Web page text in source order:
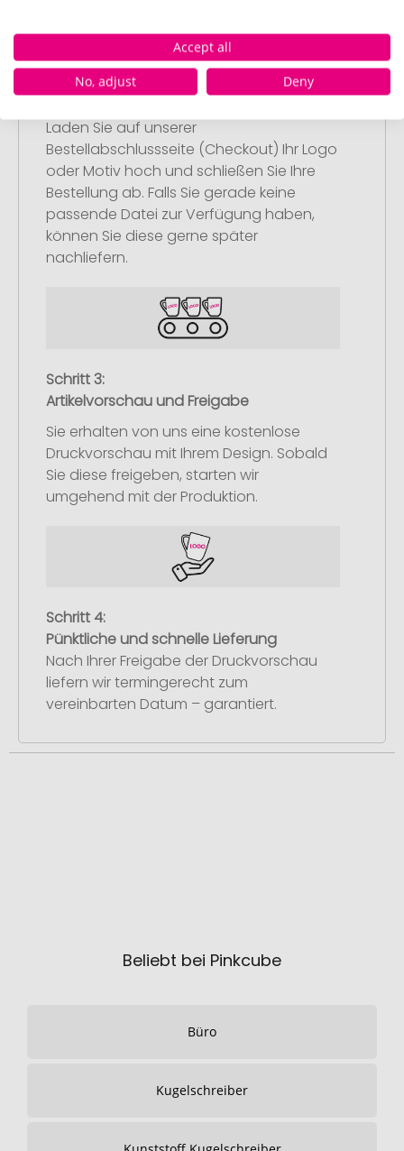
Schritt 2:
Upload Ihres Logos oder Motivs
Laden Sie auf unserer
Bestellabschlussseite (Checkout) Ihr Logo
oder Motiv hoch und schließen Sie Ihre
Bestellung ab. Falls Sie gerade keine
passende Datei zur Verfügung haben,
können Sie diese gerne später
nachliefern.
Schritt 3:
Artikelvorschau und Freigabe
Sie erhalten von uns eine kostenlose
Druckvorschau mit Ihrem Design. Sobald
Sie diese freigeben, starten wir
umgehend mit der Produktion.
Schritt 4:
Pünktliche und schnelle Lieferung
Nach Ihrer Freigabe der Druckvorschau
liefern wir termingerecht zum
vereinbarten Datum – garantiert.
Beliebt bei Pinkcube
Büro
Kugelschreiber
Accept all
No, adjust
Deny